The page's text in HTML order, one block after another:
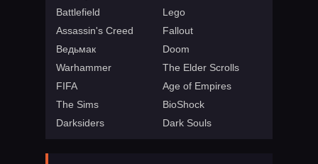
Battlefield
Lego
Assassin's Creed
Fallout
Ведьмак
Doom
Warhammer
The Elder Scrolls
FIFA
Age of Empires
The Sims
BioShock
Darksiders
Dark Souls